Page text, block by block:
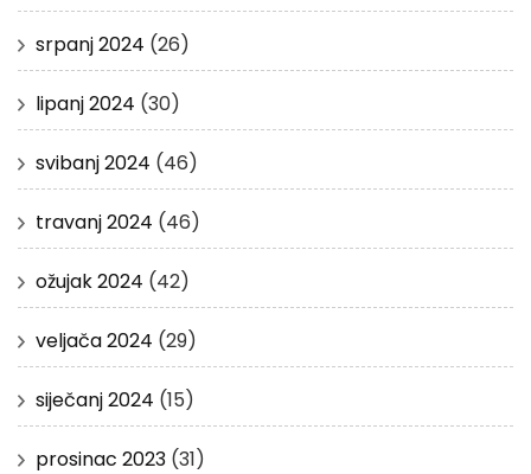
srpanj 2024 (26)
lipanj 2024 (30)
svibanj 2024 (46)
travanj 2024 (46)
ožujak 2024 (42)
veljača 2024 (29)
siječanj 2024 (15)
prosinac 2023 (31)